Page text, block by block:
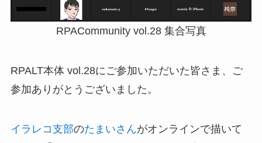
RPACommunity vol.28 集合写真
RPALT本体 vol.28にご参加いただいた皆さま、ご
参加ありがとうございました。
イラレコ支部のたまいさんがオンラインで描いて